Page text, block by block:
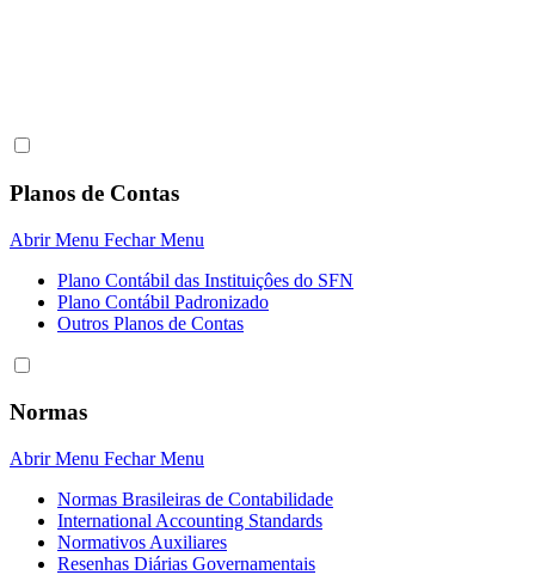
Planos de Contas
Abrir Menu Fechar Menu
Plano Contábil das Instituiçôes do SFN
Plano Contábil Padronizado
Outros Planos de Contas
Normas
Abrir Menu Fechar Menu
Normas Brasileiras de Contabilidade
International Accounting Standards
Normativos Auxiliares
Resenhas Diárias Governamentais